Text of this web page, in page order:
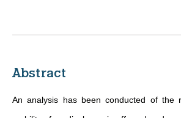
Abstract
An analysis has been conducted of the